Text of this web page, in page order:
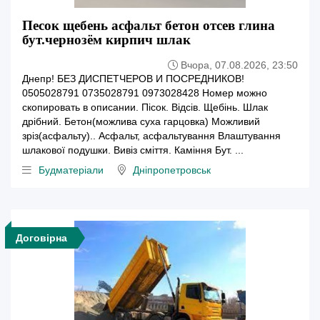
Песок щебень асфальт бетон отсев глина
бут.чернозём кирпич шлак
Вчора, 07.08.2026, 23:50
Днепр! БЕЗ ДИСПЕТЧЕРОВ И ПОСРЕДНИКОВ!
0505028791 0735028791 0973028428 Номер можно
скопировать в описании. Пісок. Відсів. Щебінь. Шлак
дрібний. Бетон(можлива суха гарцовка) Можливий
зріз(асфальту).. Асфальт, асфальтування Влаштування
шлакової подушки. Вивіз сміття. Каміння Бут. ...
Будматеріали
Дніпропетровськ
Договірна